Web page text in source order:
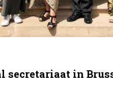
secretariaat in